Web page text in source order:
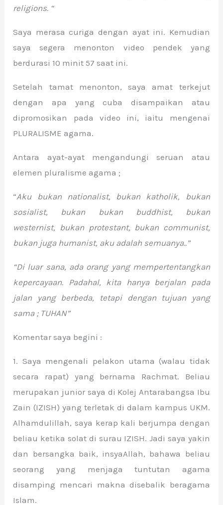
religions. “
Saya merasa curiga dengan ayat ini. Kemudian
saya segera menonton video pendek yang
berdurasi 10 minit 57 saat ini.
Setelah tamat menonton, saya amat terkejut
dengan apa yang cuba disampaikan atau
dipromosikan pada video ini, iaitu mengenai
PLURALISME agama.
Antara ayat-ayat mengandungi seruan atau
elemen pluralisme agama ;
“Aku bukan nationalist, bukan katholik, bukan
sosialist, bukan bukan buddhist, bukan
westernist, bukan protestant, bukan communist,
bukan juga humanist, aku adalah semuanya..”
“Di luar sana, ada orang yang mempertentangkan
kepercayaan. Padahal, kita hanya berjalan pada
jalan yang berbeda, tetapi dengan tujuan yang
sama ; TUHAN”
Komentar saya begini :
1. Saya mengenali pelakon utama (walau tidak
secara rapat) yang bernama Rachmat. Beliau
merupakan junior saya di Kolej Antarabangsa Ibu
Zain (IZISH) yang terletak di dalam kampus UKM.
Alhamdulillah, saya kerap kali berjumpa dengan
beliau ketika solat di surau IZISH. Jadi saya yakin
dan bersangka baik, insyaAllah, bahawa beliau
seorang yang menjaga tuntutan agama
disamping mencari makna disebalik beragama
Islam.